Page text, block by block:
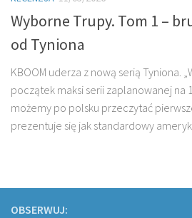
Wyborne Trupy. Tom 1 –
od Tyniona
KBOOM uderza z nową serią Tyniona.
początek maksi serii zaplanowanej na
możemy po polsku przeczytać
prezentuje się jak standardowy
OBSERWUJ: